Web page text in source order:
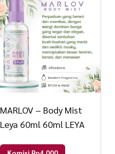
MARLOV – Body Mist
Leya 60ml 60ml LEYA